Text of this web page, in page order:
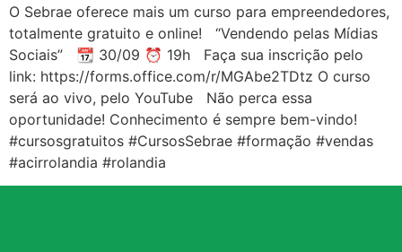
O Sebrae oferece mais um curso para empreendedores,
totalmente gratuito e online! “Vendendo pelas Mídias
Sociais” 📆 30/09 ⏰ 19h Faça sua inscrição pelo
link: https://forms.office.com/r/MGAbe2TDtz O curso
será ao vivo, pelo YouTube Não perca essa
oportunidade! Conhecimento é sempre bem-vindo!
#cursosgratuitos #CursosSebrae #formação #vendas
#acirrolandia #rolandia